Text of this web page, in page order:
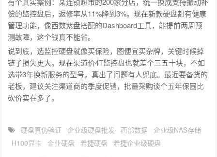
偿的监控盘后，返修率从11%降到3%。现在新款硬盘都有健康
管理功能，像西数紫盘搭配的Dashboard工具，能提前两周预
测故障，这个钱真不能省。
说到底，选监控硬盘就像买保险，图便宜买杂牌，关键时候掉
链子损失更大。现在渠道价4T监控盘也就差个三五十块，不如
选带3年换新服务的型号，真出了问题有人兜底。最近要备货的
老板，建议关注渠道商的季度促销，批量采购谈个五年保固比
砍价实在多了。
硬盘真伪验证 企业级硬盘批发 西部数据
企业级NAS存储
H100显卡
企业硬盘 希捷硬盘 希捷企业级硬盘